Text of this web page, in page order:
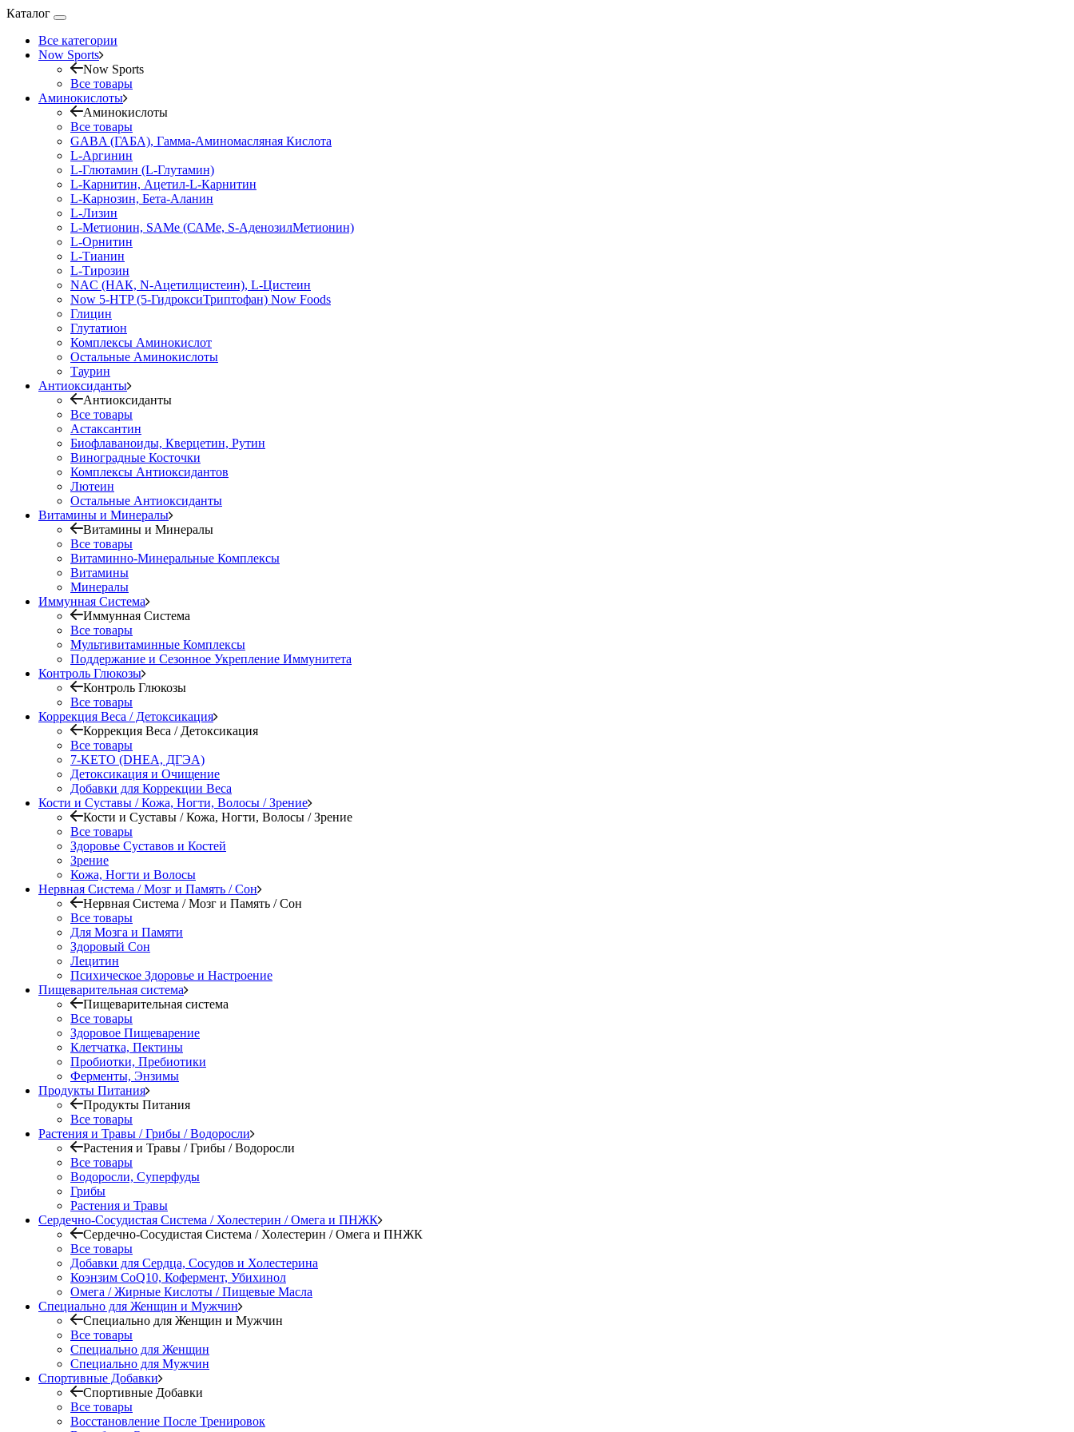
Каталог
Все категории
Now Sports
Now Sports
Все товары
Аминокислоты
Аминокислоты
Все товары
GABA (ГАБА), Гамма-Аминомасляная Кислота
L-Аргинин
L-Глютамин (L-Глутамин)
L-Карнитин, Ацетил-L-Карнитин
L-Карнозин, Бета-Аланин
L-Лизин
L-Метионин, SAMe (САМе, S-АденозилМетионин)
L-Орнитин
L-Тианин
L-Тирозин
NAC (НАК, N-Ацетилцистеин), L-Цистеин
Now 5-HTP (5-ГидроксиТриптофан) Now Foods
Глицин
Глутатион
Комплексы Аминокислот
Остальные Аминокислоты
Таурин
Антиоксиданты
Антиоксиданты
Все товары
Астаксантин
Биофлаваноиды, Кверцетин, Рутин
Виноградные Косточки
Комплексы Антиоксидантов
Лютеин
Остальные Антиоксиданты
Витамины и Минералы
Витамины и Минералы
Все товары
Витаминно-Минеральные Комплексы
Витамины
Минералы
Иммунная Система
Иммунная Система
Все товары
Мультивитаминные Комплексы
Поддержание и Сезонное Укрепление Иммунитета
Контроль Глюкозы
Контроль Глюкозы
Все товары
Коррекция Веса / Детоксикация
Коррекция Веса / Детоксикация
Все товары
7-KETO (DHEA, ДГЭА)
Детоксикация и Очищение
Добавки для Коррекции Веса
Кости и Суставы / Кожа, Ногти, Волосы / Зрение
Кости и Суставы / Кожа, Ногти, Волосы / Зрение
Все товары
Здоровье Суставов и Костей
Зрение
Кожа, Ногти и Волосы
Нервная Система / Мозг и Память / Сон
Нервная Система / Мозг и Память / Сон
Все товары
Для Мозга и Памяти
Здоровый Сон
Лецитин
Психическое Здоровье и Настроение
Пищеварительная система
Пищеварительная система
Все товары
Здоровое Пищеварение
Клетчатка, Пектины
Пробиотки, Пребиотики
Ферменты, Энзимы
Продукты Питания
Продукты Питания
Все товары
Растения и Травы / Грибы / Водоросли
Растения и Травы / Грибы / Водоросли
Все товары
Водоросли, Суперфуды
Грибы
Растения и Травы
Сердечно-Сосудистая Система / Холестерин / Омега и ПНЖК
Сердечно-Сосудистая Система / Холестерин / Омега и ПНЖК
Все товары
Добавки для Сердца, Сосудов и Холестерина
Коэнзим CoQ10, Кофермент, Убихинол
Омега / Жирные Кислоты / Пищевые Масла
Специально для Женщин и Мужчин
Специально для Женщин и Мужчин
Все товары
Специально для Женщин
Специально для Мужчин
Спортивные Добавки
Спортивные Добавки
Все товары
Восстановление После Тренировок